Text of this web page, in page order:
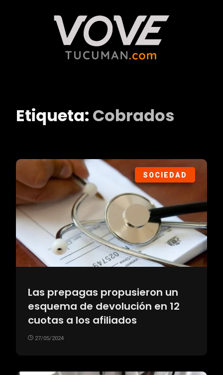
Etiqueta: Cobrados
SOCIEDAD
Las prepagas propusieron un
esquema de devolución en 12
cuotas a los afiliados
27/05/2024